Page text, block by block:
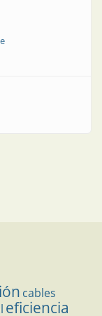
de la red aislada
cables
eficiencia